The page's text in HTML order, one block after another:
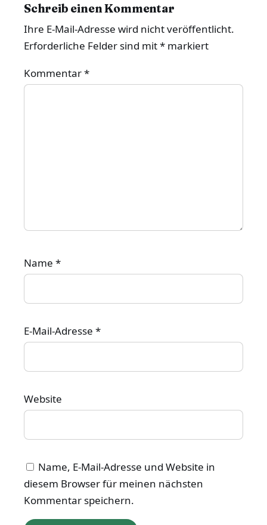
Schreib einen Kommentar
Ihre E-Mail-Adresse wird nicht veröffentlicht.
Erforderliche Felder sind mit* markiert
Kommentar*
Name *
E-Mail-Adresse *
Website
Name, E-Mail-Adresse und Website in
diesem Browser für meinen nächsten
Kommentar speichern.